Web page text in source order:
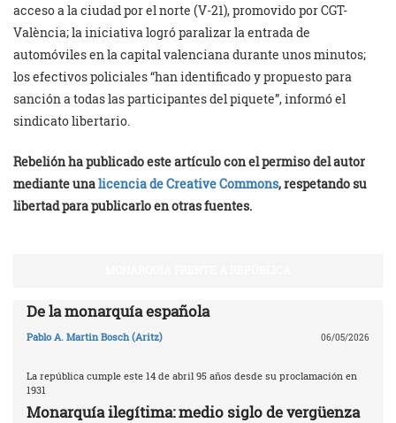
acceso a la ciudad por el norte (V-21), promovido por CGT-
València; la iniciativa logró paralizar la entrada de
automóviles en la capital valenciana durante unos minutos;
los efectivos policiales “han identificado y propuesto para
sanción a todas las participantes del piquete”, informó el
sindicato libertario.
Rebelión ha publicado este artículo con el permiso del autor
mediante unalicencia de Creative Commons, respetando su
libertad para publicarlo en otras fuentes.
De la monarquía española
Pablo A. Martin Bosch (Aritz) 06/05/2026
La república cumple este 14 de abril 95 años desde su proclamación en
1931
Monarquía ilegítima: medio siglo de vergüenza